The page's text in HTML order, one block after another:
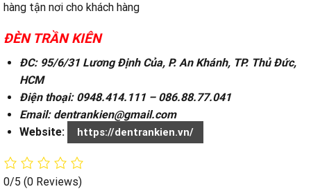
hàng tận nơi cho khách hàng
ĐÈN TRẦN KIÊN
ĐC: 95/6/31 Lương Định Của, P. An Khánh, TP. Thủ Đức,
HCM
Điện thoại: 0948.414.111 – 086.88.77.041
Email: dentrankien@gmail.com
Website:
https://dentrankien.vn/
0/5 (0 Reviews)